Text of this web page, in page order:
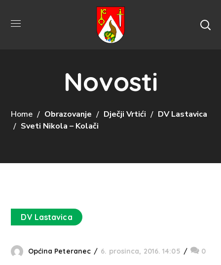
Novosti
Home Obrazovanje Dječji Vrtići
DV Lastavica
Sveti Nikola – Kolači
DV Lastavica
Općina Peteranec 6. prosinca, 2016. 14:05 0